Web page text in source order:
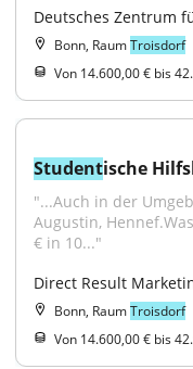
Deutsches Zentrum
Bonn, RaumTroisdorf
Von 14.600,00 € bis
Studentische
"...Auch in der
Augustin,
€ in 10..."
Direct Result
Bonn, RaumTroisdorf
Von 14.600,00 € bis